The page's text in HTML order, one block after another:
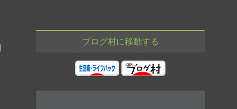
ブログ村に移動する